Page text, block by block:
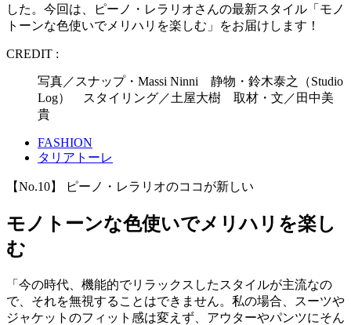
した。今回は、ピーノ・レラリオさんの最新スタイル「モノ
トーンな色使いでメリハリを楽しむ」をお届けします！
CREDIT :
写真／スナップ・Massi Ninni 静物・鈴木泰之（Studio
Log） スタイリング／土屋大樹 取材・文／田中美
貴
FASHION
タリアトーレ
【No.10】 ピーノ・レラリオのココが新しい
モノトーンな色使いでメリハリを楽し
む
「今の時代、機能的でリラックスしたスタイルが主流なの
で、それを無視することはできません。私の場合、スーツや
ジャケットのフィット感は変えず、アウターやパンツにそん